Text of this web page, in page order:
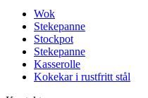
Wok
Stekepanne
Stockpot
Stekepanne
Kasserolle
Kokekar i rustfritt stål